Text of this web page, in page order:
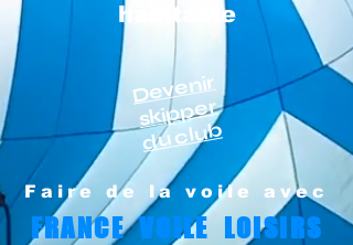
habitable
Devenir
skipper
du club
Faire de la voile avec
FRANCE VOILE LOISIRS